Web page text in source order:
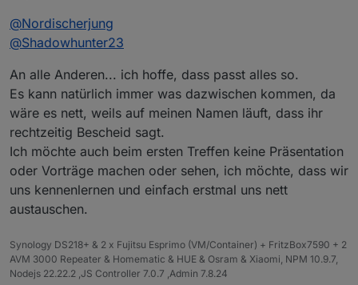
@Nordischerjung
@Shadowhunter23
An alle Anderen... ich hoffe, dass passt alles so.
Es kann natürlich immer was dazwischen kommen, da
wäre es nett, weils auf meinen Namen läuft, dass ihr
rechtzeitig Bescheid sagt.
Ich möchte auch beim ersten Treffen keine Präsentation
oder Vorträge machen oder sehen, ich möchte, dass wir
uns kennenlernen und einfach erstmal uns nett
austauschen.
Synology DS218+ & 2 x Fujitsu Esprimo (VM/Container) + FritzBox7590 + 2
AVM 3000 Repeater & Homematic & HUE & Osram & Xiaomi, NPM 10.9.7,
Nodejs 22.22.2 ,JS Controller 7.0.7 ,Admin 7.8.24